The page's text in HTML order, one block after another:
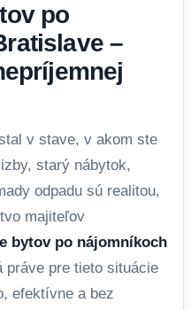
po
–
v stave, v akom ste
starý nábytok,
odpadu sú realitou,
majiteľov
bytov po nájomníkoch
pre tieto situácie
efektívne a bez